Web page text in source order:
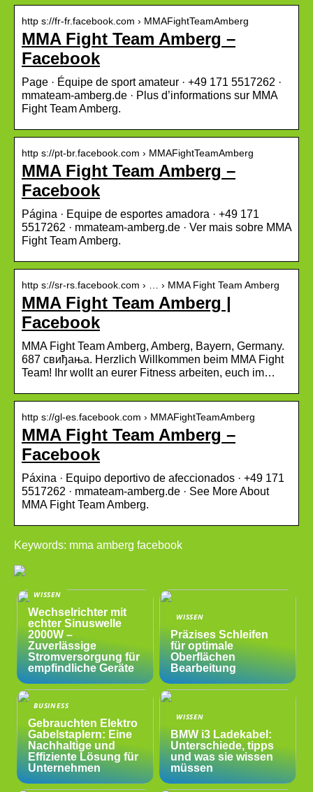
http s://fr-fr.facebook.com › MMAFightTeamAmberg
MMA Fight Team Amberg –
Facebook
Page · Équipe de sport amateur · +49 171 5517262 ·
mmateam-amberg.de · Plus d’informations sur MMA
Fight Team Amberg.
http s://pt-br.facebook.com › MMAFightTeamAmberg
MMA Fight Team Amberg –
Facebook
Página · Equipe de esportes amadora · +49 171
5517262 · mmateam-amberg.de · Ver mais sobre MMA
Fight Team Amberg.
http s://sr-rs.facebook.com › … › MMA Fight Team Amberg
MMA Fight Team Amberg |
Facebook
MMA Fight Team Amberg, Amberg, Bayern, Germany.
687 свиђања. Herzlich Willkommen beim MMA Fight
Team! Ihr wollt an eurer Fitness arbeiten, euch im…
http s://gl-es.facebook.com › MMAFightTeamAmberg
MMA Fight Team Amberg –
Facebook
Páxina · Equipo deportivo de afeccionados · +49 171
5517262 · mmateam-amberg.de · See More About
MMA Fight Team Amberg.
Keywords: mma amberg facebook
WISSEN
Wechselrichter mit
echter Sinuswelle
2000W –
Zuverlässige
Stromversorgung für
empfindliche Geräte
WISSEN
Präzises Schleifen
für optimale
Oberflächen
Bearbeitung
BUSINESS
Gebrauchten Elektro
Gabelstaplern: Eine
Nachhaltige und
Effiziente Lösung für
Unternehmen
WISSEN
BMW i3 Ladekabel:
Unterschiede, tipps
und was sie wissen
müssen